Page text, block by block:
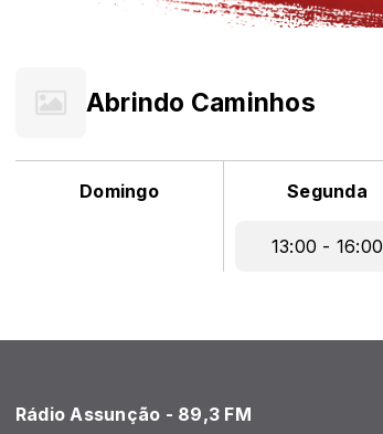
Abrindo Caminhos
Domingo Segunda
13:00 - 16:00
Rádio Assunção - 89,3 FM